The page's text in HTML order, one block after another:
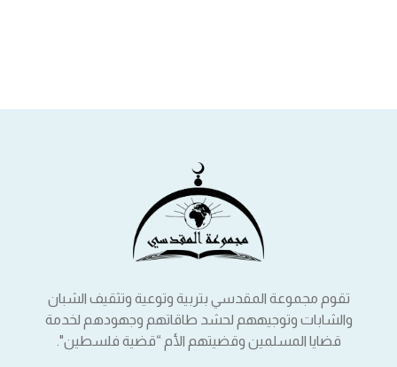
تقوم مجموعة المقدسي بتربية وتوعية وتثقيف الشبان
والشابات وتوجيههم لحشد طاقاتهم وجهودهم لخدمة
قضايا المسلمين وقضيتهم الأم “قضية فلسطين".